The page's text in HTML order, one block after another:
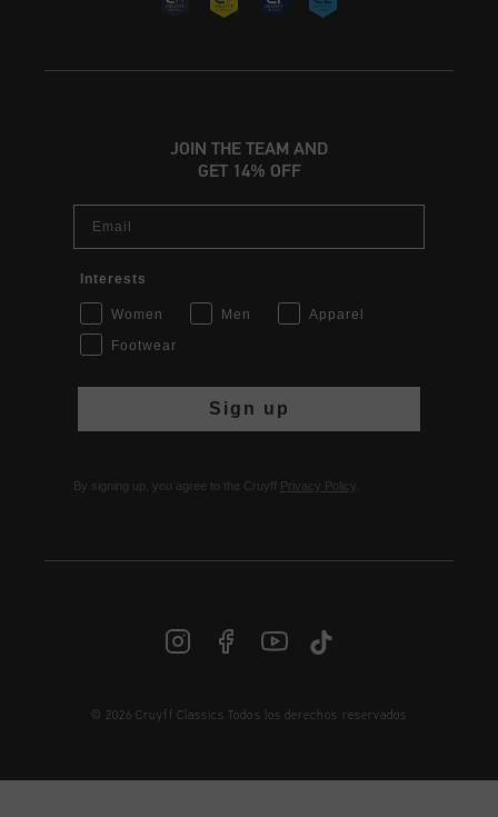
ES | € EUR
JOIN THE TEAM AND
GET 14% OFF
Interests
Women Men
Apparel
Footwear
Sign up
By signing up, you agree to the Cruyff Privacy Policy
© 2026 Cruyff Classics Todos los derechos reservados